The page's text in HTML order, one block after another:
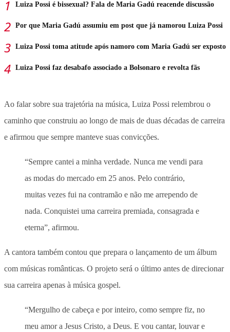
Luiza Possi é bissexual? Fala de Maria Gadú reacende discussão
Por que Maria Gadú assumiu em post que já namorou Luiza Possi
Luiza Possi toma atitude após namoro com Maria Gadú ser exposto
Luiza Possi faz desabafo associado a Bolsonaro e revolta fãs
Ao falar sobre sua trajetória na música, Luiza Possi relembrou o
caminho que construiu ao longo de mais de duas décadas de carreira
e afirmou que sempre manteve suas convicções.
“Sempre cantei a minha verdade. Nunca me vendi para
as modas do mercado em 25 anos. Pelo contrário,
muitas vezes fui na contramão e não me arrependo de
nada. Conquistei uma carreira premiada, consagrada e
eterna”, afirmou.
A cantora também contou que prepara o lançamento de um álbum
com músicas românticas. O projeto será o último antes de direcionar
sua carreira apenas à música gospel.
“Mergulho de cabeça e por inteiro, como sempre fiz, no
meu amor a Jesus Cristo, a Deus. E vou cantar, louvar e